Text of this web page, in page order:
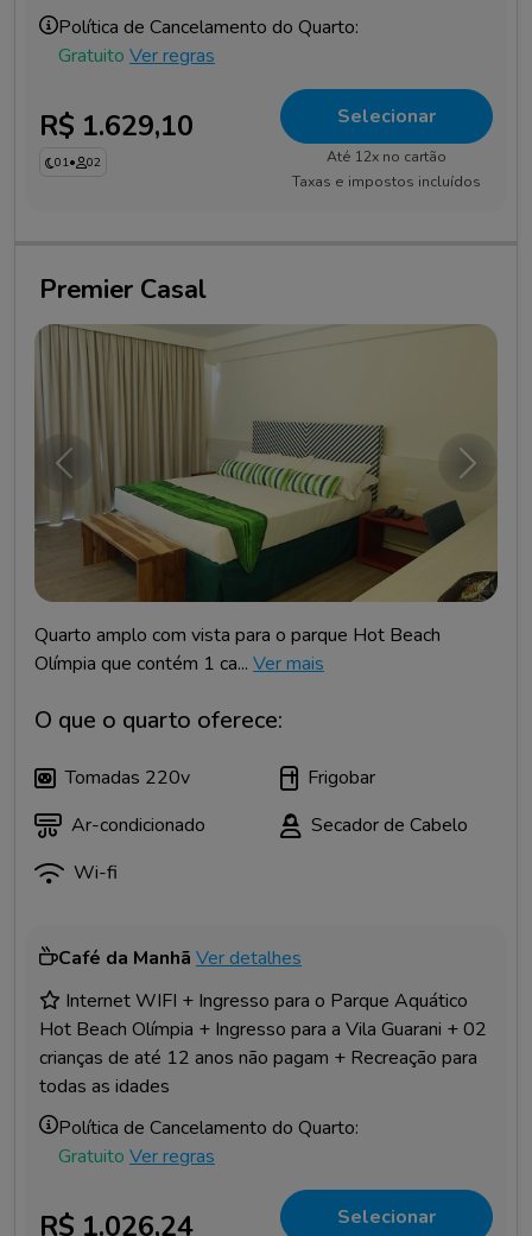
Política de Cancelamento do Quarto:
Gratuito Ver regras
R$ 1.629,10
01• 02
Selecionar
Até 12x no cartão
Taxas e impostos incluídos
Premier Casal
Anterior
Quarto amplo com vista para o parque Hot Beach
Olímpia que contém 1 ca... Ver mais
O que o quarto oferece:
Tomadas 220v
Frigobar
Ar-condicionado
Secador de Cabelo
Wi-fi
Café da Manhã Ver detalhes
Internet WIFI + Ingresso para o Parque Aquático
Hot Beach Olímpia + Ingresso para a Vila Guarani + 02
crianças de até 12 anos não pagam + Recreação para
todas as idades
Política de Cancelamento do Quarto:
Gratuito Ver regras
R$ 1.026,24 Selecionar